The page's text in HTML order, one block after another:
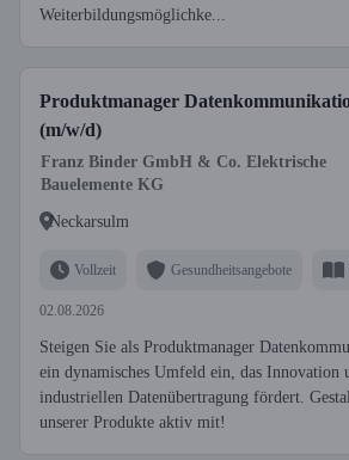
Weiterbildungsmöglichke...
Produktmanager
(m/w/d)
Franz Binder GmbH & Co. Elektrische
Bauelemente KG
Neckarsulm
Vollzeit Gesundheitsangebote
02.08.2026
Steigen Sie als Produktmanager
ein dynamisches Umfeld ein, das Innovation
industriellen Datenübertragung fördert.
unserer Produkte aktiv mit!